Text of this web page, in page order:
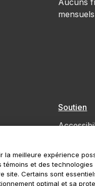
mensuels
Soutien
avec
Avis
la meilleure expérience
témoins et des technologies
site. Certains sont
optimal et sa